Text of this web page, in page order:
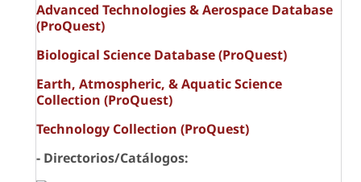
Advanced Technologies & Aerospace Database
(ProQuest)
Biological Science Database (ProQuest)
Earth, Atmospheric, & Aquatic Science
Collection (ProQuest)
Technology Collection (ProQuest)
- Directorios/Catálogos: